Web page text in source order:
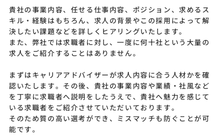
貴社の事業内容、任せる仕事内容、ポジション、求めるス
キル・経験はもちろん、求人の背景やこの採用によって解
決したい課題などを詳しくヒアリングいたします。
また、弊社では求職者に対し、一度に何十社という大量の
求人をご紹介することはありません。
まずはキャリアアドバイザーが求人内容に合う人材かを確
認いたします。その後、貴社の事業内容や業績・社風など
を丁寧に求職者へ説明をしたうえで、貴社へ魅力を感じて
いる求職者をご紹介させていただいております。
そのため質の高い選考ができ、ミスマッチも防ぐことが可
能です。